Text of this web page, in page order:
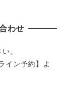
わせ
。
イン予約】よ